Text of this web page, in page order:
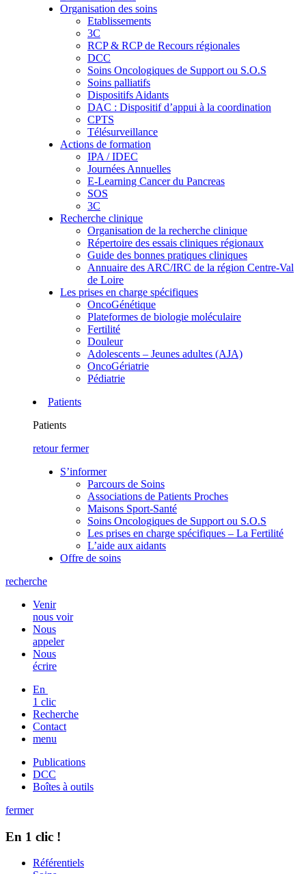
Organisation des soins
Etablissements
3C
RCP & RCP de Recours régionales
DCC
Soins Oncologiques de Support ou S.O.S
Soins palliatifs
Dispositifs Aidants
DAC : Dispositif d’appui à la coordination
CPTS
Télésurveillance
Actions de formation
IPA / IDEC
Journées Annuelles
E-Learning Cancer du Pancreas
SOS
3C
Recherche clinique
Organisation de la recherche clinique
Répertoire des essais cliniques régionaux
Guide des bonnes pratiques cliniques
Annuaire des ARC/IRC de la région Centre-Val
de Loire
Les prises en charge spécifiques
OncoGénétique
Plateformes de biologie moléculaire
Fertilité
Douleur
Adolescents – Jeunes adultes (AJA)
OncoGériatrie
Pédiatrie
Patients
Patients
retour fermer
S’informer
Parcours de Soins
Associations de Patients Proches
Maisons Sport-Santé
Soins Oncologiques de Support ou S.O.S
Les prises en charge spécifiques – La Fertilité
L’aide aux aidants
Offre de soins
recherche
Venir
nous voir
Nous
appeler
Nous
écrire
En
1 clic
Recherche
Contact
menu
Publications
DCC
Boîtes à outils
fermer
En 1 clic !
Référentiels